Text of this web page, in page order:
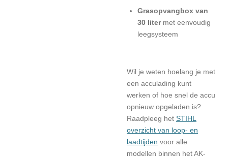
Grasopvangbox van
30 litermet eenvoudig
leegsysteem
Wil je weten hoelang je met
een acculading kunt
werken of hoe snel de accu
opnieuw opgeladen is?
Raadpleeg het STIHL
overzicht van loop- en
laadtijden voor alle
modellen binnen het AK-